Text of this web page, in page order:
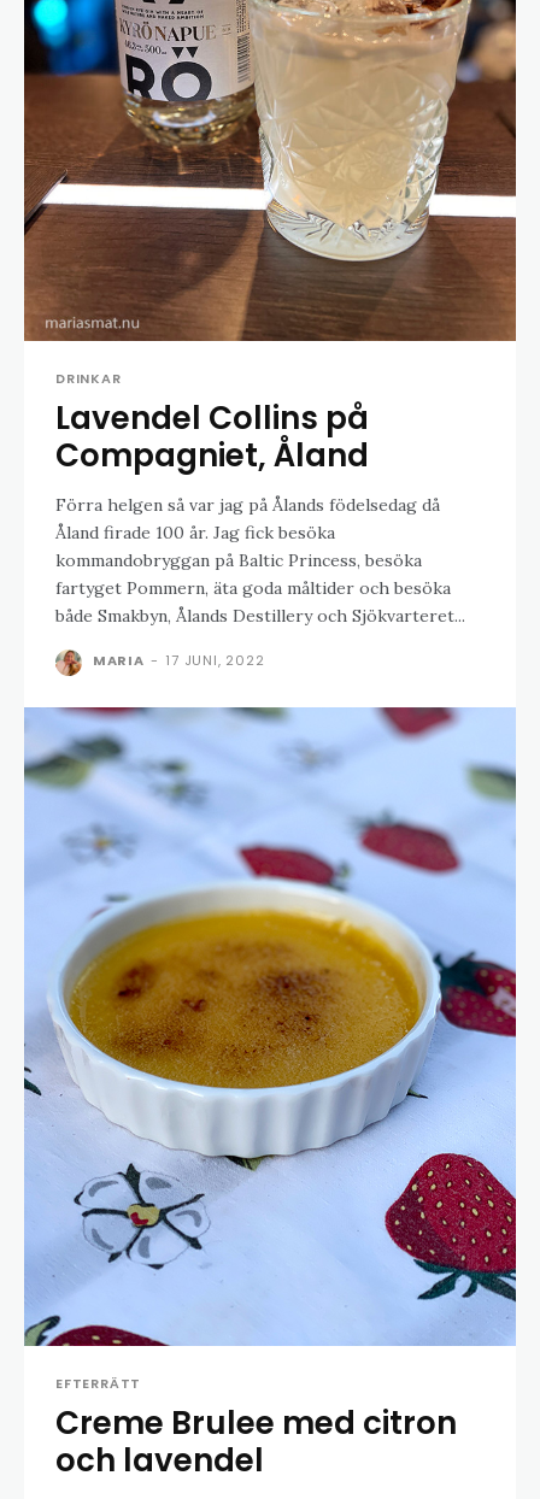
DRINKAR
Lavendel Collins på
Compagniet, Åland
Förra helgen så var jag på Ålands födelsedag då
Åland firade 100 år. Jag fick besöka
kommandobryggan på Baltic Princess, besöka
fartyget Pommern, äta goda måltider och besöka
både Smakbyn, Ålands Destillery och Sjökvarteret...
MARIA - 17 JUNI, 2022
EFTERRÄTT
Creme Brulee med citron
och lavendel